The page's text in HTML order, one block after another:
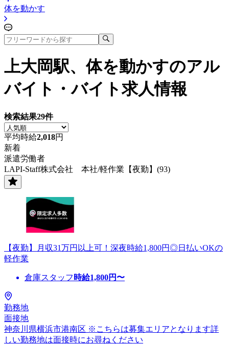
体を動かす
上大岡駅、体を動かすのアル
バイト・バイト求人情報
検索結果29件
平均時給2,018円
新着
派遣労働者
LAPI-Staff株式会社 本社/軽作業【夜勤】(93)
【夜勤】月収31万円以上可！深夜時給1,800円◎日払いOKの
軽作業
倉庫スタッフ 時給1,800円〜
勤務地
面接地
神奈川県横浜市港南区 ※こちらは募集エリアとなります詳
しい勤務地は面接時にお尋ねください